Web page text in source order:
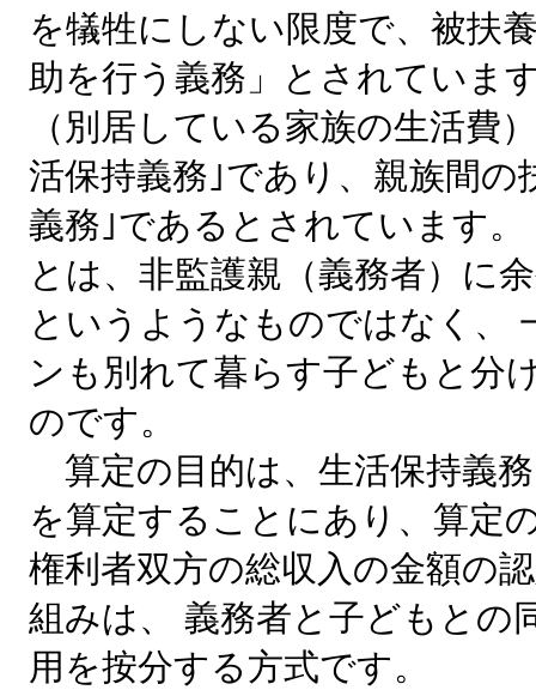
を犠牲にしない限度で、被扶
助を行う義務」とされていま
（別居している家族の生活費
活保持義務｣であり、親族間の
義務｣であるとされています
とは、非監護親（義務者）に
というようなものではなく、
ンも別れて暮らす子どもと分
のです。
算定の目的は、生活保持義
を算定することにあり、算定
権利者双方の総収入の金額の
組みは、 義務者と子どもとの
用を按分する方式です。